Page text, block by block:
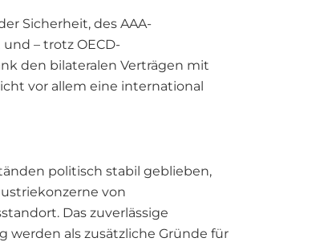
Sicherheit, des AAA-
– trotz OECD-
den bilateralen Verträgen mit
vor allem eine international
politisch stabil geblieben,
von
Das zuverlässige
als zusätzliche Gründe für